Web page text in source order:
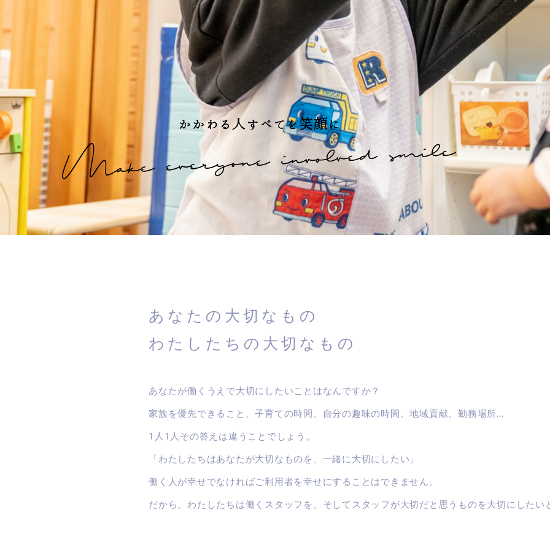
あなたの大切なもの
わたしたちの大切なもの
あなたが働くうえで大切にしたいことはなんですか？
家族を優先できること、子育ての時間、自分の趣味の時間、地域貢献、勤務場所…
1人1人その答えは違うことでしょう。
「わたしたちはあなたが大切なものを、一緒に大切にしたい」
働く人が幸せでなければご利用者を幸せにすることはできません。
だから、わたしたちは働くスタッフを、そしてスタッフが大切だと思うものを大切にしたい